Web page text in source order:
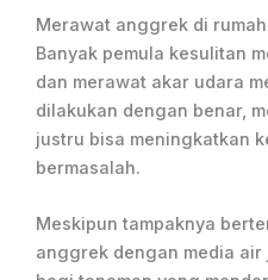
Merawat anggrek di
Banyak pemula kesulitan
dan merawat akar udara
dilakukan dengan benar,
justru bisa meningkatkan
bermasalah.
Meskipun tampaknya
anggrek dengan media